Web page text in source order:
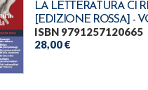
LA LETTERATURA CI
[EDIZIONE ROSSA] -
ISBN 9791257120665
28,00 €